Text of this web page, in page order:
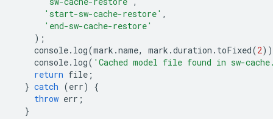
'start-sw-cache-restore' ,
'end-sw-cache-restore'
);
console. log(mark .name, mark .duration . toFixed(2
console. log( 'Cached model file found in sw-
return file ;
} catch (err)
{
throw err ;
}